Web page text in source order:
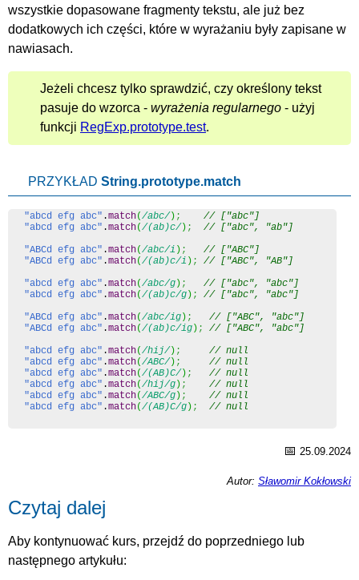
wszystkie dopasowane fragmenty tekstu, ale już bez
dodatkowych ich części, które w wyrażaniu były zapisane w
nawiasach.
Jeżeli chcesz tylko sprawdzić, czy określony tekst
pasuje do wzorca - wyrażenia regularnego - użyj
funkcji RegExp.prototype.test.
PRZYKŁAD String.prototype.match
"abcd efg abc" .match(/abc/ ) ;
// ["abc"]
"abcd efg abc" .match(/(ab)c/ ) ;
// ["abc", "ab"]
"ABCd efg abc" .match(/abc/i ) ;
// ["ABC"]
"ABCd efg abc" .match(/(ab)c/i ) ;
// ["ABC", "AB"]
"abcd efg abc" .match(/abc/g ) ;
// ["abc", "abc"]
"abcd efg abc" .match(/(ab)c/g ) ;
// ["abc", "abc"]
"ABCd efg abc" .match(/abc/ig ) ;
// ["ABC", "abc"]
"ABCd efg abc" .match(/(ab)c/ig ) ;
// ["ABC", "abc"]
"abcd efg abc" .match(/hij/ ) ;
// null
"abcd efg abc" .match(/ABC/ ) ;
// null
"abcd efg abc" .match(/(AB)C/ ) ;
// null
"abcd efg abc" .match(/hij/g ) ;
// null
"abcd efg abc" .match(/ABC/g ) ;
// null
"abcd efg abc" .match(/(AB)C/g ) ; // null
📅 25.09.2024
Autor: Sławomir Kokłowski
Czytaj dalej
Aby kontynuować kurs, przejdź do poprzedniego lub
następnego artykułu: